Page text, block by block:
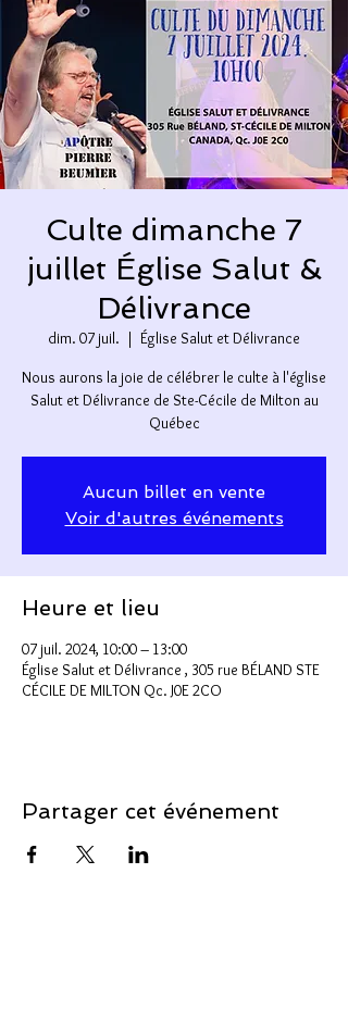
Culte dimanche 7
juillet Église Salut &
Délivrance
dim. 07 juil.
  |
Église Salut et Délivrance
Nous aurons la joie de célébrer le culte à l'église
Salut et Délivrance de Ste-Cécile de Milton au
Québec
Aucun billet en vente
Voir d'autres événements
Heure et lieu
07 juil. 2024, 10:00 – 13:00
Église Salut et Délivrance , 305 rue BÉLAND STE
CÉCILE DE MILTON Qc. J0E 2CO
Partager cet événement